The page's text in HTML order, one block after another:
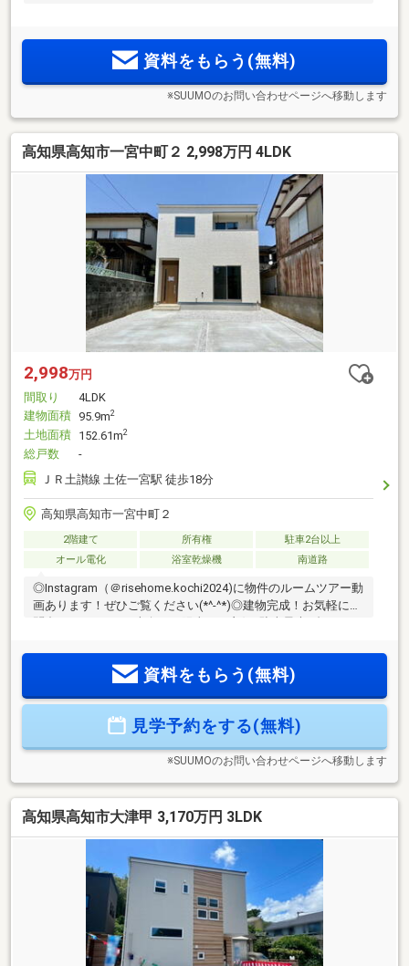
資料をもらう(無料)
※SUUMOのお問い合わせページへ移動します
高知県高知市一宮中町２ 2,998万円 4LDK
2,998万円
間取り
4LDK
建物面積 95.9m2
土地面積 152.61m2
総戸数
-
ＪＲ土讃線 土佐一宮駅 徒歩18分
高知県高知市一宮中町２
2階建て 所有権
駐車2台以上
オール電化
浴室乾燥機 南道路
◎Instagram（＠risehome.kochi2024)に物件のルームツアー動
画あります！ぜひご覧ください(*^-^*)◎建物完成！お気軽にお
広々敷地・南向きリビングで明るい暮らし。家族に嬉しい
4LDK・対面キッチン＆食洗機付きで家事ラクな住まい・子育
資料をもらう(無料)
見学予約をする(無料)
※SUUMOのお問い合わせページへ移動します
高知県高知市大津甲 3,170万円 3LDK